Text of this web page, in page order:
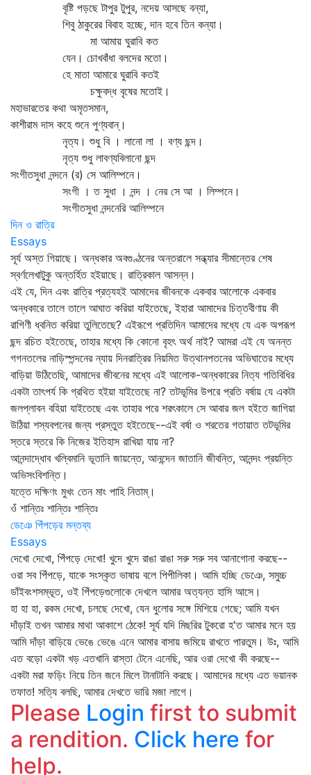
বৃষ্টি পড়ছে টাপুর টুপুর, নদেয় আসছে বন্যা,
শিবু ঠাকুরের বিবাহ হচ্ছে, দান হবে তিন কন্যা।
মা আমায় ঘুরাবি কত
যেন। চোখবাঁধা বলদের মতো।
হে মাতা আমারে ঘুরাবি কতই
চক্ষুবদ্ধ বৃষের মতোই।
মহাভারতের কথা অমৃতসমান,
কাশীরাম দাস কহে শুনে পুণ্যবান্‌।
নৃত্য। শুধু বি । লানো লা । বণ্য ছন্দ।
নৃত্য শুধু লাবণ্যবিলানো ছন্দ
সংগীতসুধা নন্দনে (র) সে আলিম্পনে।
সংগী । ত সুধা । নন্দ । নের সে আ । লিম্পনে।
সংগীতসুধা নন্দনেরি আলিম্পনে
দিন ও রাত্রি
Essays
সূর্য অস্ত গিয়াছে। অন্ধকার অবগুণ্ঠনের অন্তরালে সন্ধ্যার সীমান্তের শেষ
স্বর্ণলেখাটুকু অন্তর্হিত হইয়াছে। রাত্রিকাল আসন্ন।
এই যে, দিন এবং রাত্রি প্রত্যহই আমাদের জীবনকে একবার আলোকে একবার
অন্ধকারে তালে তালে আঘাত করিয়া যাইতেছে, ইহারা আমাদের চিত্তবীণায় কী
রাগিণী ধ্বনিত করিয়া তুলিতেছে? এইরূপে প্রতিদিন আমাদের মধ্যে যে এক অপরূপ
ছন্দ রচিত হইতেছে, তাহার মধ্যে কি কোনো বৃহৎ অর্থ নাই? আমরা এই যে অনন্ত
গগনতলের নাড়িস্পন্দনের ন্যায় দিনরাত্রির নিয়মিত উত্থানপতনের অভিঘাতের মধ্যে
বাড়িয়া উঠিতেছি, আমাদের জীবনের মধ্যে এই আলোক-অন্ধকারের নিত্য গতিবিধির
একটা তাৎপর্য কি গ্রথিত হইয়া যাইতেছে না? তটভূমির উপরে প্রতি বর্ষায় যে একটা
জলপ্লাবন বহিয়া যাইতেছে এবং তাহার পরে শরৎকালে সে আবার জল হইতে জাগিয়া
উঠিয়া শস্যবপনের জন্য প্রস্তুত হইতেছে--এই বর্ষা ও শরতের গতায়াত তটভূমির
স্তরে স্তরে কি নিজের ইতিহাস রাখিয়া যায় না?
আনন্দাদ্ধোব খল্বিমানি ভূতানি জায়ন্তে, আনন্দেন জাতানি জীবন্তি, আনন্দং প্রয়ন্তি
অভিসংবিশন্তি।
যত্তে দক্ষিণং মুখং তেন মাং পাহি নিতাম্‌।
ওঁ শান্তিঃ শান্তিঃ শান্তিঃ
ডেঞে পিঁপড়ের মন্তব্য
Essays
দেখো দেখো, পিঁপড়ে দেখো! খুদে খুদে রাঙা রাঙা সরু সরু সব আনাগোনা করছে--
ওরা সব পিঁপড়ে, যাকে সংস্কৃত ভাষায় বলে পিপীলিকা। আমি হচ্ছি ডেঞে, সমুচ্চ
ডাঁইবংশসম্ভূত, ওই পিঁপড়েগুলোকে দেখলে আমার অত্যন্ত হাসি আসে।
হা হা হা, রকম দেখো, চলছে দেখো, যেন ধুলোর সঙ্গে মিশিয়ে গেছে; আমি যখন
দাঁড়াই তখন আমার মাথা আকাশে ঠেকে! সূর্য যদি মিছরির টুকরো হ'ত আমার মনে হয়
আমি দাঁড়া বাড়িয়ে ভেঙে ভেঙে এনে আমার বাসায় জমিয়ে রাখতে পারতুম। উঃ, আমি
এত বড়ো একটা খড় এতখানি রাস্তা টেনে এনেছি, আর ওরা দেখো কী করছে--
একটা মরা ফড়িং নিয়ে তিন জনে মিলে টানাটানি করছে। আমাদের মধ্যে এত ভয়ানক
তফাত! সত্যি বলছি, আমার দেখতে ভারি মজা লাগে।
Please Login first to submit
a rendition. Click here for
help.